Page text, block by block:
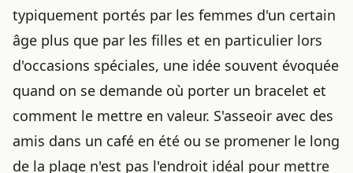
typiquement portés par les femmes d'un certain
âge plus que par les filles et en particulier lors
d'occasions spéciales, une idée souvent évoquée
quand on se demande où porter un bracelet et
comment le mettre en valeur. S'asseoir avec des
amis dans un café en été ou se promener le long
de la plage n'est pas l'endroit idéal pour mettre